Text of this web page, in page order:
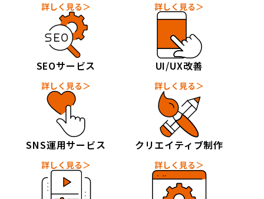
詳しく見る＞ 詳しく見る＞
SEOサービス
詳しく見る＞
UI/UX改善
詳しく見る＞
SNS運用サービス
詳しく見る＞
クリエイティブ制作
詳しく見る＞